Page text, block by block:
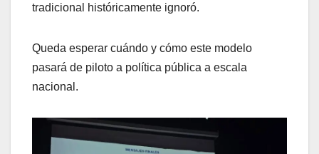
tradicional históricamente ignoró.
Queda esperar cuándo y cómo este modelo
pasará de piloto a política pública a escala
nacional.